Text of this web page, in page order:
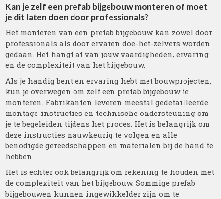
Kan je zelf een prefab bijgebouw monteren of moet
je dit laten doen door professionals?
Het monteren van een prefab bijgebouw kan zowel door
professionals als door ervaren doe-het-zelvers worden
gedaan. Het hangt af van jouw vaardigheden, ervaring
en de complexiteit van het bijgebouw.
Als je handig bent en ervaring hebt met bouwprojecten,
kun je overwegen om zelf een prefab bijgebouw te
monteren. Fabrikanten leveren meestal gedetailleerde
montage-instructies en technische ondersteuning om
je te begeleiden tijdens het proces. Het is belangrijk om
deze instructies nauwkeurig te volgen en alle
benodigde gereedschappen en materialen bij de hand te
hebben.
Het is echter ook belangrijk om rekening te houden met
de complexiteit van het bijgebouw. Sommige prefab
bijgebouwen kunnen ingewikkelder zijn om te